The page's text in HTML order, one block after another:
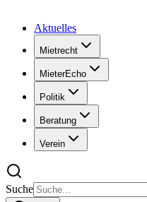
Aktuelles
Mietrecht
MieterEcho
Politik
Beratung
Verein
Suche